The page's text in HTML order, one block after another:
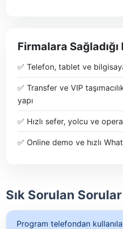
Firmalara Sağladığı
✅ Telefon, tablet ve
✅ Transfer ve VIP
yapı
✅ Hızlı sefer, yolcu ve
✅ Online demo ve hızlı
Sık Sorulan Sorular
Program telefondan